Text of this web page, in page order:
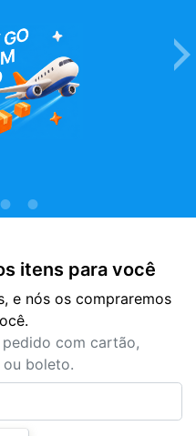
itens para você
e nós os compraremos
com cartão,
boleto.